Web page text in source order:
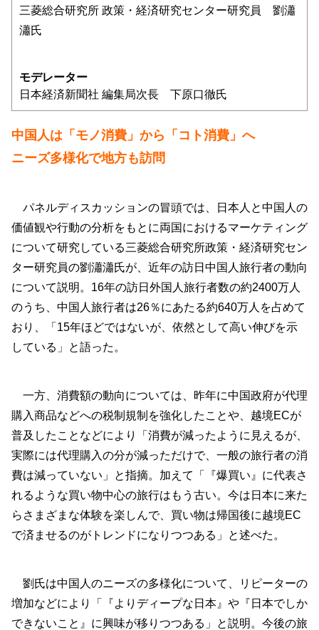
三菱総合研究所 政策・経済研究センター研究員 劉瀟
瀟氏
モデレーター
日本経済新聞社 編集局次長 下原口徹氏
中国人は「モノ消費」から「コト消費」へ
ニーズ多様化で地方も訪問
パネルディスカッションの冒頭では、日本人と中国人の
価値観や行動の分析をもとに両国におけるマーケティング
について研究している三菱総合研究所政策・経済研究セン
ター研究員の劉瀟瀟氏が、近年の訪日中国人旅行者の動向
について説明。16年の訪日外国人旅行者数の約2400万人
のうち、中国人旅行者は26％にあたる約640万人を占めて
おり、「15年ほどではないが、依然として高い伸びを示
している」と語った。
一方、消費額の動向については、昨年に中国政府が代理
購入商品などへの税制規制を強化したことや、越境ECが
普及したことなどにより「消費が減ったように見えるが、
実際には代理購入の分が減っただけで、一般の旅行者の消
費は減っていない」と指摘。加えて「『爆買い』に代表さ
れるような買い物中心の旅行はもう古い。今は日本に来た
らさまざまな体験を楽しんで、買い物は帰国後に越境EC
で済ませるのがトレンドになりつつある」と述べた。
劉氏は中国人のニーズの多様化について、リピーターの
増加などにより「『よりディープな日本』や『日本でしか
できないこと』に興味が移りつつある」と説明。今後の旅